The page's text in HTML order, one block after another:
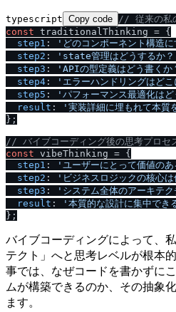
typescript Copy code // 従来の私
const traditionalThinking = {
step1 : 'どのコンポーネント構造
step2 : 'state管理はどうするか
step3 : 'APIの型定義はどう書くか
step4 : 'エラーハンドリングはど
step5 : 'パフォーマンス最適化は
result : '実装詳細に埋もれて本質
};
// バイブコーディング後の思考プロセ
const vibeThinking = {
step1 : 'ユーザーにとって価値の
step2 : 'ビジネスロジックの核心
step3 : 'システム全体のアーキテ
result : '本質的な設計に集中でき
バイブコーディングによって、
テクト」へと思考レベルが根本
事では、なぜコードを書かずに
ムが構築できるのか、その抽象
ます。